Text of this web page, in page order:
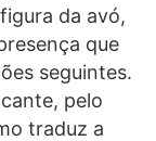
da avó,
que
seguintes.
pelo
traduz a